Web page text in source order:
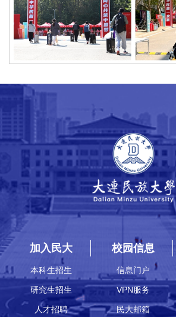
加入民大
本科生招生
研究生招生
人才招聘
校园信息
信息门户
VPN服务
民大邮箱